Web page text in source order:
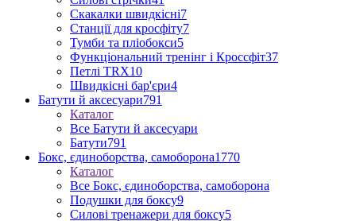
Скакалки швидкісні7
Станції для кросфіту7
Тумби та пліобокси5
Функціональний тренінг і Кроссфіт37
Петлі TRX10
Швидкісні бар'єри4
Батути й аксесуари791
Каталог
Все Батути й аксесуари
Батути791
Бокс, єдиноборства, самоборона1770
Каталог
Все Бокс, єдиноборства, самоборона
Подушки для боксу9
Силові тренажери для боксу5